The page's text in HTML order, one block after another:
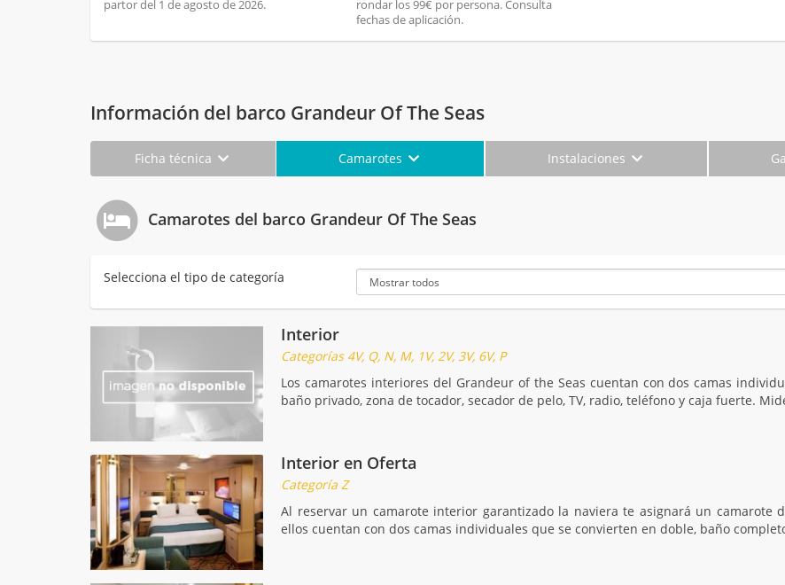
partor del 1 de agosto de 2026.
rondar los 99€ por persona. Consulta
fechas de aplicación.
Información del barco Grandeur Of The Seas
Ficha técnica Camarotes Instalaciones
Camarotes del barco Grandeur Of The Seas
Selecciona el tipo de categoría
Interior
Categorías 4V, Q, N, M, 1V, 2V, 3V, 6V, P
Los camarotes interiores del Grandeur of the Seas cuentan con dos camas
baño privado, zona de tocador, secador de pelo, TV, radio, teléfono y caja fuerte.
Interior en Oferta
Categoría Z
Al reservar un camarote interior garantizado la naviera te asignará un camarote
ellos cuentan con dos camas individuales que se convierten en doble, baño